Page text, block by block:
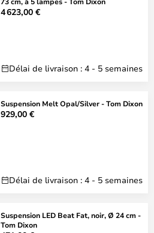
4 623,00 €
Délai de livraison : 4 - 5 semaines
Suspension Melt Opal/Silver - Tom Dixon
929,00 €
Délai de livraison : 4 - 5 semaines
Suspension LED Beat Fat, noir, Ø 24 cm -
Tom Dixon